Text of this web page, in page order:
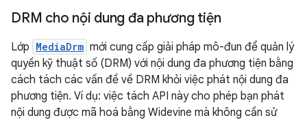
DRM cho nội dung đa phương tiện
Lớp MediaDrm mới cung cấp giải pháp mô-đun để quản lý
quyền kỹ thuật số (DRM) với nội dung đa phương tiện bằng
cách tách các vấn đề về DRM khỏi việc phát nội dung đa
phương tiện. Ví dụ: việc tách API này cho phép bạn phát
nội dung được mã hoá bằng Widevine mà không cần sử